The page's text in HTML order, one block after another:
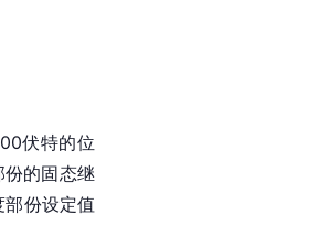
伏特的位
的固态继
份设定值